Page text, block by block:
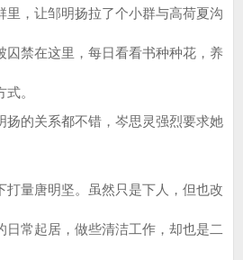
，让邹明扬拉了个小群与高荷夏沟
囚禁在这里，每日看看书种种花，养
。
的关系都不错，岑思灵强烈要求她
量唐明坚。虽然只是下人，但也改
日常起居，做些清洁工作，却也是二